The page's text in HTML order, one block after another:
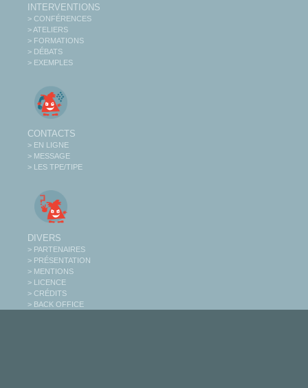
INTERVENTIONS
> CONFÉRENCES
> ATELIERS
> FORMATIONS
> DÉBATS
> EXEMPLES
CONTACTS
> EN LIGNE
> MESSAGE
> LES TPE/TIPE
DIVERS
> PARTENAIRES
> PRÉSENTATION
> MENTIONS
> LICENCE
> CRÉDITS
> BACK OFFICE